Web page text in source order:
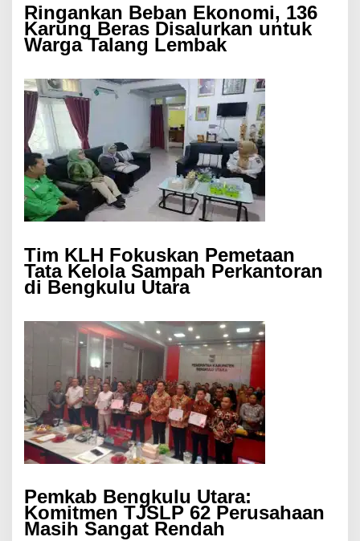
Ringankan Beban Ekonomi, 136
Karung Beras Disalurkan untuk
Warga Talang Lembak
Tim KLH Fokuskan Pemetaan
Tata Kelola Sampah Perkantoran
di Bengkulu Utara
Pemkab Bengkulu Utara:
Komitmen TJSLP 62 Perusahaan
Masih Sangat Rendah